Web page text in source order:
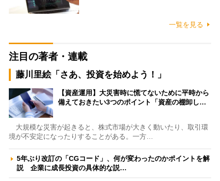
一覧を見る
注目の著者・連載
藤川里絵「さあ、投資を始めよう！」
【資産運用】大災害時に慌てないために平時から
備えておきたい3つのポイント「資産の棚卸し…
大規模な災害が起きると、株式市場が大きく動いたり、取引環
境が不安定になったりすることがある。一方…
5年ぶり改訂の「CGコード」、何が変わったのかポイントを解
説 企業に成長投資の具体的な説…